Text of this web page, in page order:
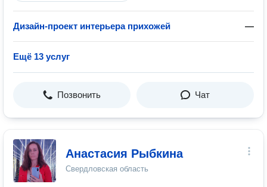
Дизайн-проект интерьера прихожей —
Ещё 13 услуг
Позвонить Чат
Анастасия Рыбкина
Свердловская область